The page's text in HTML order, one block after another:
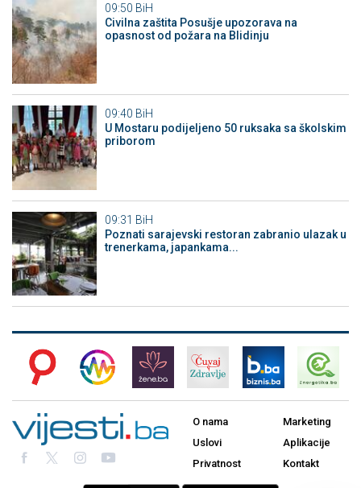
09:50 BiH
Civilna zaštita Posušje upozorava na
opasnost od požara na Blidinju
09:40 BiH
U Mostaru podijeljeno 50 ruksaka sa školskim
priborom
09:31 BiH
Poznati sarajevski restoran zabranio ulazak u
trenerkama, japankama...
O nama
Uslovi
Privatnost
Marketing
Aplikacije
Kontakt